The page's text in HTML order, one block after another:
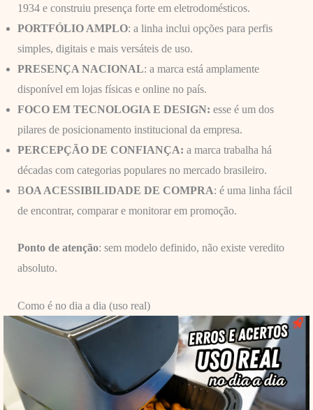
1934 e construiu presença forte em eletrodomésticos.
PORTFÓLIO AMPLO: a linha inclui opções para perfis
simples, digitais e mais versáteis de uso.
PRESENÇA NACIONAL: a marca está amplamente
disponível em lojas físicas e online no país.
FOCO EM TECNOLOGIA E DESIGN: esse é um dos
pilares de posicionamento institucional da empresa.
PERCEPÇÃO DE CONFIANÇA: a marca trabalha há
décadas com categorias populares no mercado brasileiro.
BOA ACESSIBILIDADE DE COMPRA: é uma linha fácil
de encontrar, comparar e monitorar em promoção.
Ponto de atenção: sem modelo definido, não existe veredito
absoluto.
Como é no dia a dia (uso real)